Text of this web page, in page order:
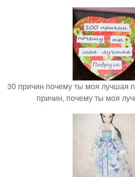
30 причин почему ты моя лучшая
причин, почему ты моя